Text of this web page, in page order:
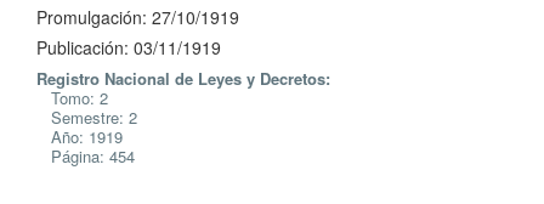
Promulgación: 27/10/1919
Publicación: 03/11/1919
Registro Nacional de Leyes y Decretos:
Tomo: 2
Semestre: 2
Año: 1919
Página: 454